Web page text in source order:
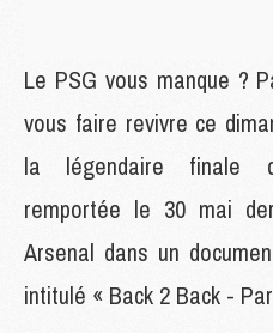
Le PSG vous manque ?
vous faire revivre ce
la légendaire finale
remportée le 30 mai
Arsenal dans un
intitulé « Back 2 Back -